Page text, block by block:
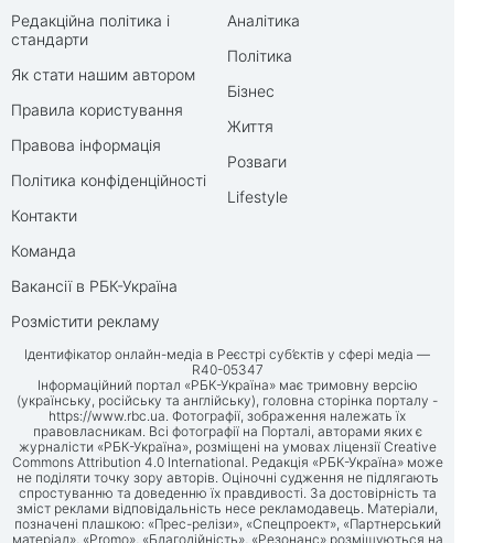
Редакційна політика і
стандарти
Як стати нашим автором
Правила користування
Правова інформація
Політика конфіденційності
Контакти
Команда
Вакансії в РБК-Україна
Розмістити рекламу
Аналітика
Політика
Бізнес
Життя
Розваги
Lifestyle
Ідентифікатор онлайн-медіа в Реєстрі суб’єктів у сфері медіа —
R40-05347
Інформаційний портал «РБК-Україна» має тримовну версію
(українську, російську та англійську), головна сторінка порталу -
https://www.rbc.ua . Фотографії, зображення належать їх
правовласникам. Всі фотографії на Порталі, авторами яких є
журналісти «РБК-Україна», розміщені на умовах ліцензії Creative
Commons Attribution 4.0 International. Редакція «РБК-Україна» може
не поділяти точку зору авторів. Оціночні судження не підлягають
спростуванню та доведенню їх правдивості. За достовірність та
зміст реклами відповідальність несе рекламодавець. Матеріали,
позначені плашкою: «Прес-релізи», «Спецпроект», «Партнерський
матеріал», «Promo», «Благодійність», «Резонанс» розміщуються на